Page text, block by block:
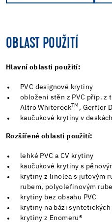
OBLAST POUŽITÍ
Hlavní oblasti použití:
PVC designové krytiny
obložení stěn z PVC příp. z
Altro Whiterock TM , Gerflor
kaučukové krytiny v
Rozšířené oblasti použití:
lehké PVC a CV krytiny
kaučukové krytiny s
krytiny z linolea s jutovým
rubem, polyolefinovým
krytiny bez obsahu PVC
krytiny na bázi syntetických
krytiny z Enomeru®